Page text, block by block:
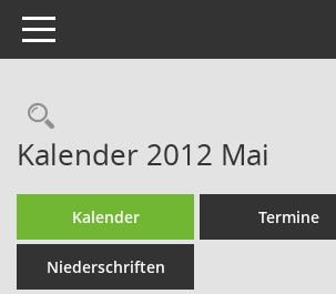
Toggle navigation
Rechercheauswahl
Kalender 2012 Mai
Kalender Termine
Niederschriften